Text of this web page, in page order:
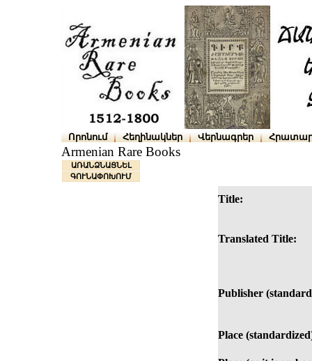
Որոնում Հեղինակներ Վերնագրեր
Armenian Rare Books
ԱՌԱՆՁՆԱՑՆԵԼ
ԳՈՒՆԱՓՈԽՈՒՄ
Title:
Translated Title:
Publisher
Place